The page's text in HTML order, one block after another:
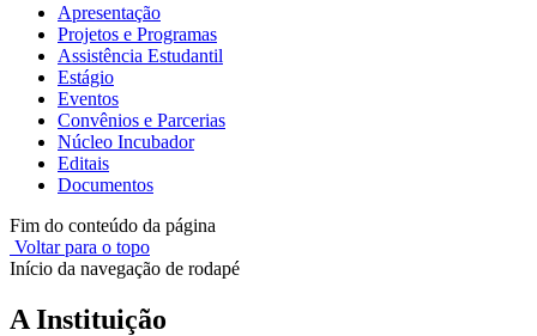
Apresentação
Projetos e Programas
Assistência Estudantil
Estágio
Eventos
Convênios e Parcerias
Núcleo Incubador
Editais
Documentos
Fim do conteúdo da página
Voltar para o topo
Início da navegação de rodapé
A Instituição